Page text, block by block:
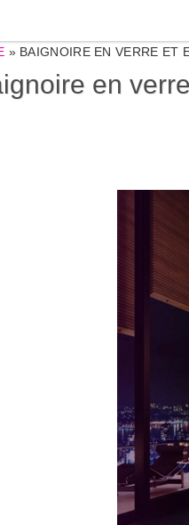
» BAIGNOIRE EN VERRE ET
en